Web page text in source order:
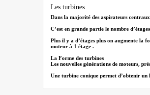
Les turbines
Dans la majorité des aspirateurs
C’est en grande partie le nombre
Plus il y a d’étages plus on augmente la
moteur à 1 étage .
La Forme des turbines
Les nouvelles générations de moteurs,
Une turbine conique permet d’obtenir